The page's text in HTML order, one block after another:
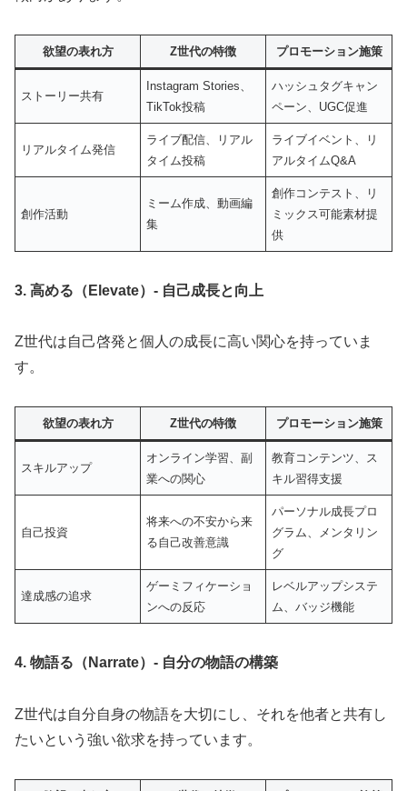
欲望の表れ方 Z世代の特徴 プロモーション施策
ストーリー共有
Instagram Stories、
TikTok投稿
ハッシュタグキャン
ペーン、UGC促進
リアルタイム発信
ライブ配信、リアル
タイム投稿
ライブイベント、リ
アルタイムQ&A
創作活動
ミーム作成、動画編
集
創作コンテスト、リ
ミックス可能素材提
供
3. 高める（Elevate）- 自己成長と向上
Z世代は自己啓発と個人の成長に高い関心を持っていま
す。
欲望の表れ方 Z世代の特徴 プロモーション施策
スキルアップ
オンライン学習、副
業への関心
教育コンテンツ、ス
キル習得支援
自己投資
将来への不安から来
る自己改善意識
パーソナル成長プロ
グラム、メンタリン
グ
達成感の追求
ゲーミフィケーショ
ンへの反応
レベルアップシステ
ム、バッジ機能
4. 物語る（Narrate）- 自分の物語の構築
Z世代は自分自身の物語を大切にし、それを他者と共有し
たいという強い欲求を持っています。